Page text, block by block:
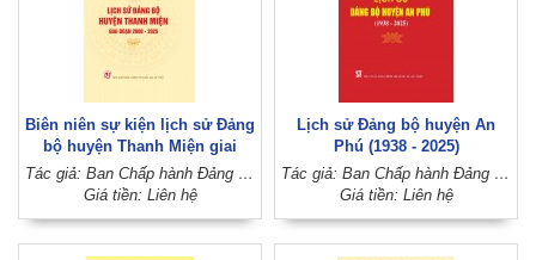
Biên niên sự kiện lịch sử Đảng
bộ huyện Thanh Miện giai
đoạn 2000 - 2025
Tác giả: Ban Chấp hành Đảng bộ huyện Thanh Miện
Giá tiền: Liên hệ
Lịch sử Đảng bộ huyện An
Phú (1938 - 2025)
Tác giả: Ban Chấp hành Đảng bộ huyện An Phú (Đảng bộ tỉnh An Giang)
Giá tiền: Liên hệ